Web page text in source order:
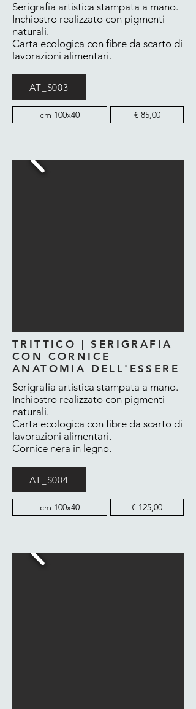
Serigrafia artistica stampata a mano.
Inchiostro realizzato con pigmenti
naturali.
Carta ecologica con fibre da scarto di
lavorazioni alimentari.
AT_S003
cm 100x40 € 85,00
TRITTICO | SERIGRAFIA
CON CORNICE
ANATOMIA DELL'ESSERE
Serigrafia artistica stampata a mano.
Inchiostro realizzato con pigmenti
naturali.
Carta ecologica con fibre da scarto di
lavorazioni alimentari.
Cornice nera in legno.
AT_S004
cm 100x40 € 125,00